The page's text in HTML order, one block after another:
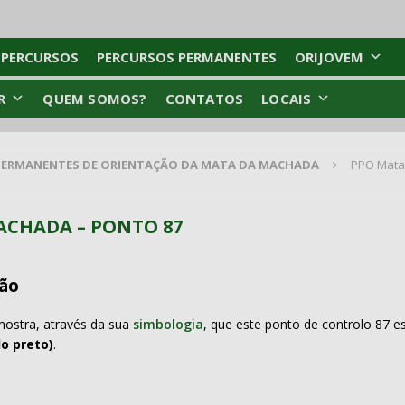
PERCURSOS PERMANENTES ORIJOVEM
QUEM SOMOS? CONTATOS LOCAIS
DE ORIENTAÇÃO DA MATA DA MACHADA PPO Mata
– PONTO 87
através da sua simbologia, que este ponto de controlo 87
preto).